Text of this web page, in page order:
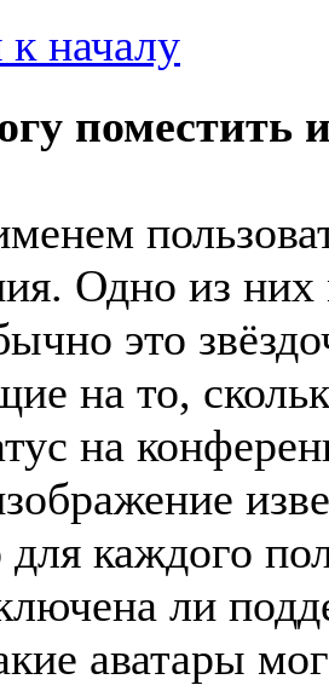
началу
поместить
Одно из
это
на то,
на
каждого
ли
аватары